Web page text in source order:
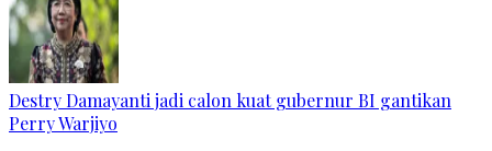
Destry Damayanti jadi calon kuat gubernur BI gantikan
Perry Warjiyo